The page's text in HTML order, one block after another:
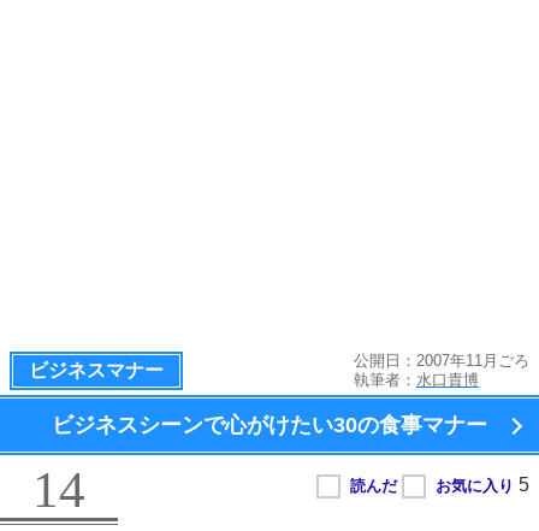
ビジネスマナー
公開日：2007年11月ごろ
執筆者： 水口貴博
ビジネスシーンで心がけたい30の食事マナー
14